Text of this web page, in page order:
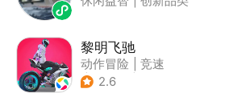
黎明飞驰
动作冒险
竞速
| 摩托车
2.6